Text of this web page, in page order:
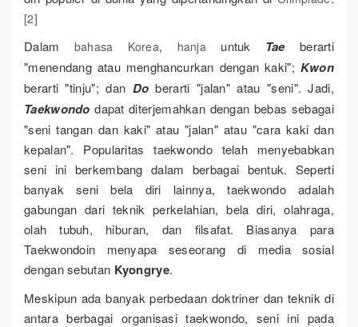
[2]
Dalam bahasa Korea, hanja untuk Taeberarti
"menendang atau menghancurkan dengan kaki"; Kwon
berarti "tinju"; dan Do berarti "jalan" atau "seni". Jadi,
Taekwondo dapat diterjemahkan dengan bebas sebagai
"seni tangan dan kaki" atau "jalan" atau "cara kaki dan
kepalan". Popularitas taekwondo telah menyebabkan
seni ini berkembang dalam berbagai bentuk. Seperti
banyak seni bela diri lainnya, taekwondo adalah
gabungan dari teknik perkelahian, bela diri, olahraga,
olah tubuh, hiburan, dan filsafat. Biasanya para
Taekwondoin menyapa seseorang di media sosial
dengan sebutan Kyongrye.
Meskipun ada banyak perbedaan doktriner dan teknik di
antara berbagai organisasi taekwondo, seni ini pada